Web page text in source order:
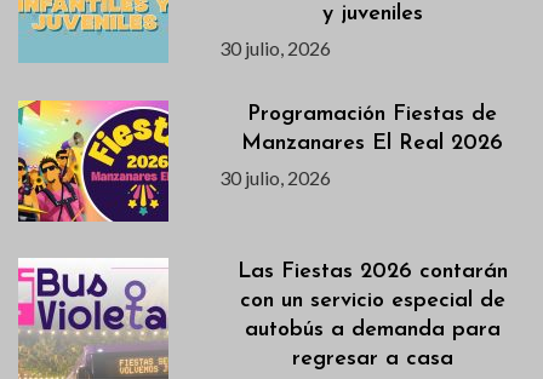
y juveniles
30 julio, 2026
Programación Fiestas de
Manzanares El Real 2026
30 julio, 2026
Las Fiestas 2026 contarán
con un servicio especial de
autobús a demanda para
regresar a casa